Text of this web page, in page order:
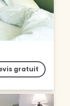
gratuit